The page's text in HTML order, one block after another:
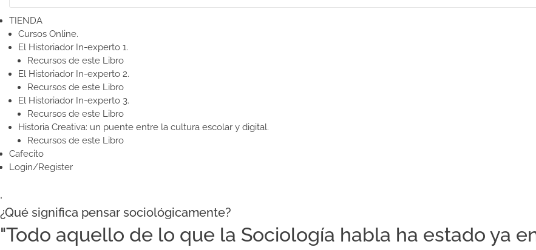
TIENDA
Cursos Online.
El Historiador In-experto 1.
Recursos de este Libro
El Historiador In-experto 2.
Recursos de este Libro
El Historiador In-experto 3.
Recursos de este Libro
Historia Creativa: un puente entre la cultura escolar y digital.
Recursos de este Libro
Cafecito
Login/Register
.
¿Qué significa pensar sociológicamente?
"Todo aquello de lo que la Sociología habla ha estado ya